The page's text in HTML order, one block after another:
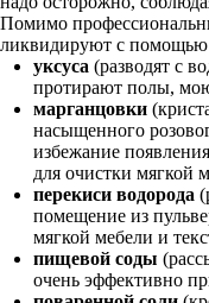
Помимо
ликвидируют с
уксуса (разводят с
протирают полы,
марганцовки
насыщенного
избежание
для очистки мягкой
перекиси водорода
помещение из
мягкой мебели и
пищевой соды
очень эффективно